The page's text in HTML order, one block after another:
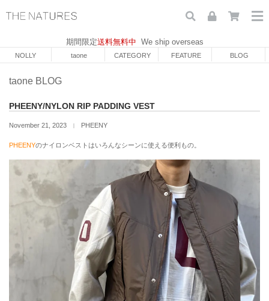
期間限定送料無料中 We ship overseas
NOLLY taone CATEGORY FEATURE BLOG
taone BLOG
PHEENY/NYLON RIP PADDING VEST
November 21, 2023 PHEENY
PHEENYのナイロンベストはいろんなシーンに使える便利もの。